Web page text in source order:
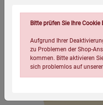
Bitte prüfen Sie Ihre
Aufgrund Ihrer
zu Problemen der Shop-
kommen. Bitte aktivieren
sich problemlos auf